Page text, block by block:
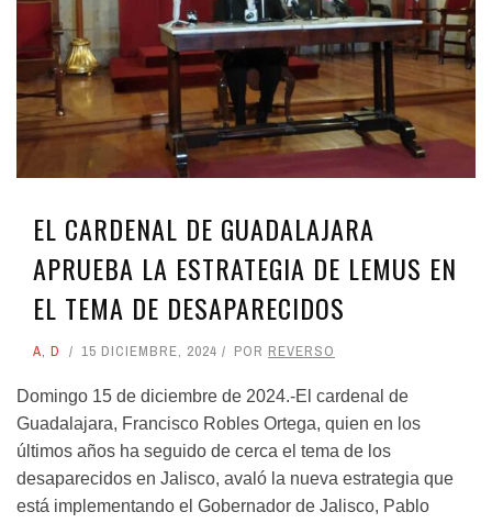
EL CARDENAL DE GUADALAJARA
APRUEBA LA ESTRATEGIA DE LEMUS EN
EL TEMA DE DESAPARECIDOS
A, D 15 DICIEMBRE, 2024 POR REVERSO
Domingo 15 de diciembre de 2024.-El cardenal de
Guadalajara, Francisco Robles Ortega, quien en los
últimos años ha seguido de cerca el tema de los
desaparecidos en Jalisco, avaló la nueva estrategia que
está implementando el Gobernador de Jalisco, Pablo